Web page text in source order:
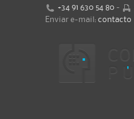
+34 91 630 54 80 -
Enviar e-mail: contacto